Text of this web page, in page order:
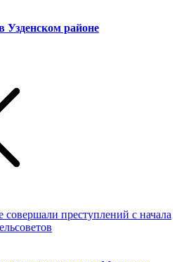
Узденском районе
совершали преступлений с начала